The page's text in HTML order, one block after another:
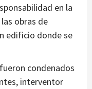
en la
obras de
edificio donde se
condenados
interventor